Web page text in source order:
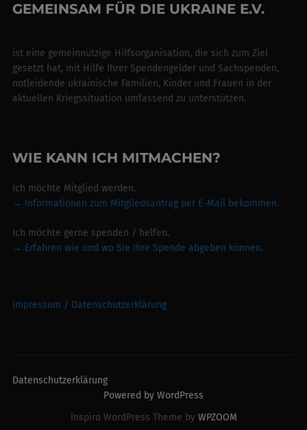
GEMEINSAM FÜR DIE UKRAINE E.V.
ist eine gemeinnützige Hilfsorganisation, die sich zum Ziel
gesetzt hat, mit Hilfe Ihrer Spendengelder und Sachspenden,
notleidende ukrainische Familien, Kinder und Frauen in der
aktuellen Kriegssituation umfassend zu unterstützen.
WIE KANN ICH MITMACHEN?
Ich möchte Mitglied werden.
→ Informationen zum Mitgliedsantrag per E-Mail bekommen.
Ich möchte gerne spenden / helfen.
→ Erfahren wie und wo Sie Ihre Spende abgeben können.
Impressum / Datenschutzerklärung
Datenschutzerklärung
Powered by WordPress
Inspiro WordPress Theme by WPZOOM